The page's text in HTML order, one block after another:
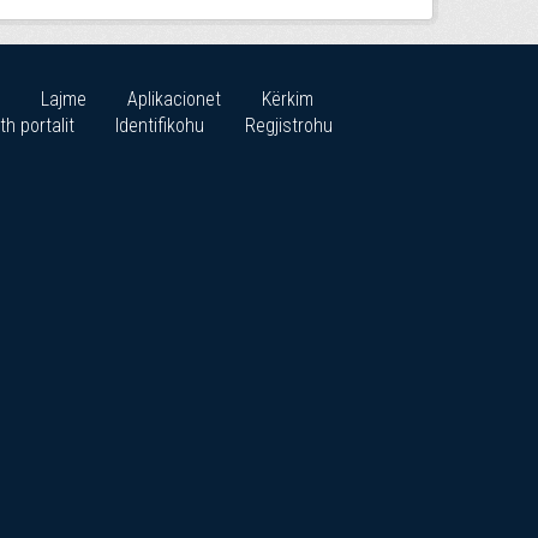
Lajme Aplikacionet
Kërkim
portalit
Identifikohu Regjistrohu